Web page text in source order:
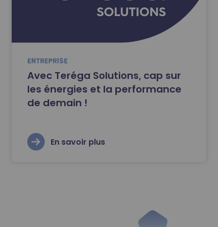
ENTREPRISE
Avec Teréga Solutions, cap sur
les énergies et la performance
de demain !
En savoir plus